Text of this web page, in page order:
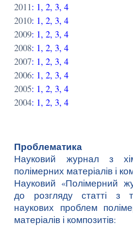
2011: 1,2, 3,4
2010: 1,2, 3,4
2009: 1,2, 3,4
2008: 1,2, 3,4
2007: 1,2, 3,4
2006: 1,2, 3,4
2005: 1,2, 3,4
2004: 1,2, 3,4
Проблематика
Науковий журнал з
полімерних матеріалів і
Науковий «Полімерний
до розгляду статті з
наукових проблем
матеріалів і композитів: